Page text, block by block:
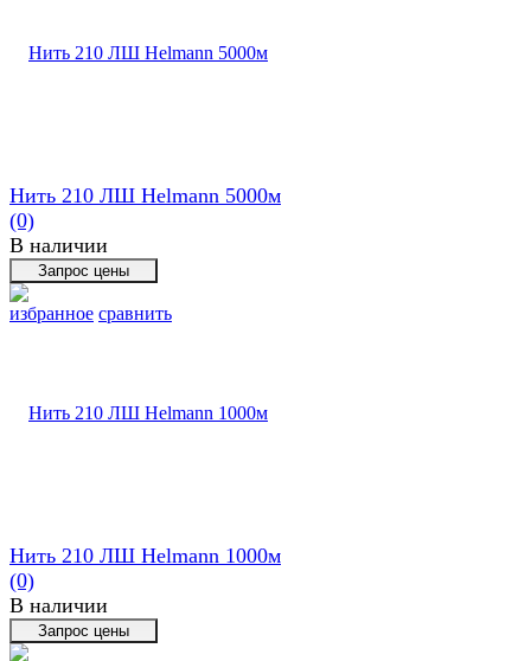
избранное сравнить
Нить 210 ЛШ Helmann 5000м
(0)
В наличии
Нить 210 ЛШ Helmann 1000м
(0)
В наличии